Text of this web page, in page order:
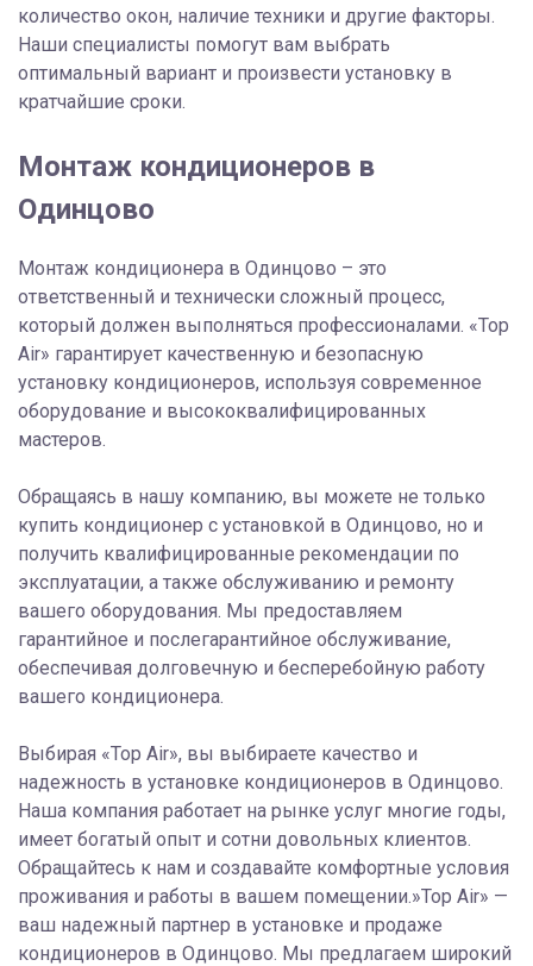
количество окон, наличие техники и другие факторы.
Наши специалисты помогут вам выбрать
оптимальный вариант и произвести установку в
кратчайшие сроки.
Монтаж кондиционеров в
Одинцово
Монтаж кондиционера в Одинцово – это
ответственный и технически сложный процесс,
который должен выполняться профессионалами. «Top
Air» гарантирует качественную и безопасную
установку кондиционеров, используя современное
оборудование и высококвалифицированных
мастеров.
Обращаясь в нашу компанию, вы можете не только
купить кондиционер с установкой в Одинцово, но и
получить квалифицированные рекомендации по
эксплуатации, а также обслуживанию и ремонту
вашего оборудования. Мы предоставляем
гарантийное и послегарантийное обслуживание,
обеспечивая долговечную и бесперебойную работу
вашего кондиционера.
Выбирая «Top Air», вы выбираете качество и
надежность в установке кондиционеров в Одинцово.
Наша компания работает на рынке услуг многие годы,
имеет богатый опыт и сотни довольных клиентов.
Обращайтесь к нам и создавайте комфортные условия
проживания и работы в вашем помещении.»Top Air» —
ваш надежный партнер в установке и продаже
кондиционеров в Одинцово. Мы предлагаем широкий